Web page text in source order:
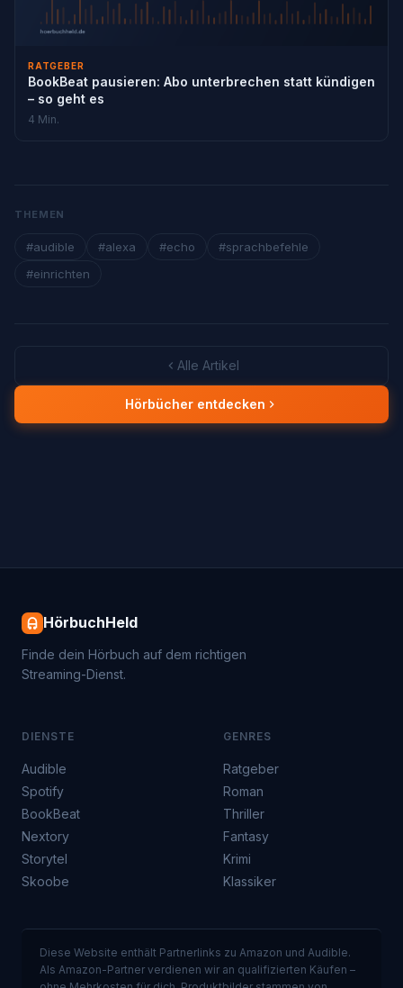
RATGEBER
BookBeat pausieren: Abo unterbrechen statt kündigen
– so geht es
4 Min.
THEMEN
#audible #alexa #echo
#sprachbefehle
#einrichten
Alle Artikel
Hörbücher entdecken
HörbuchHeld
Finde dein Hörbuch auf dem richtigen
Streaming-Dienst.
DIENSTE
Audible
Spotify
BookBeat
Nextory
Storytel
Skoobe
GENRES
Ratgeber
Roman
Thriller
Fantasy
Krimi
Klassiker
Diese Website enthält Partnerlinks zu Amazon und Audible.
Als Amazon-Partner verdienen wir an qualifizierten Käufen –